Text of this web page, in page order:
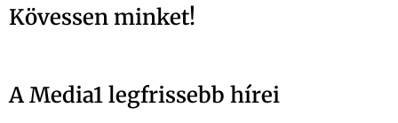
Kövessen minket!
A Media1 legfrissebb hírei